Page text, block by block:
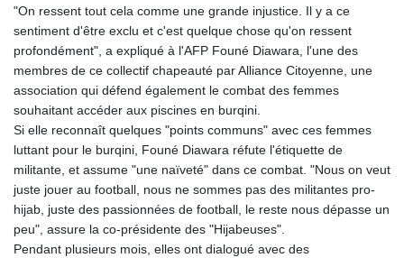
"On ressent tout cela comme une grande injustice. Il y a ce
sentiment d'être exclu et c'est quelque chose qu'on ressent
profondément", a expliqué à l'AFP Founé Diawara, l'une des
membres de ce collectif chapeauté par Alliance Citoyenne, une
association qui défend également le combat des femmes
souhaitant accéder aux piscines en burqini.
Si elle reconnaît quelques "points communs" avec ces femmes
luttant pour le burqini, Founé Diawara réfute l'étiquette de
militante, et assume "une naïveté" dans ce combat. "Nous on veut
juste jouer au football, nous ne sommes pas des militantes pro-
hijab, juste des passionnées de football, le reste nous dépasse un
peu", assure la co-présidente des "Hijabeuses".
Pendant plusieurs mois, elles ont dialogué avec des